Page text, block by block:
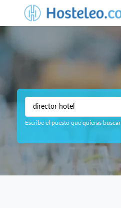
Escribe el puesto que quieras buscar